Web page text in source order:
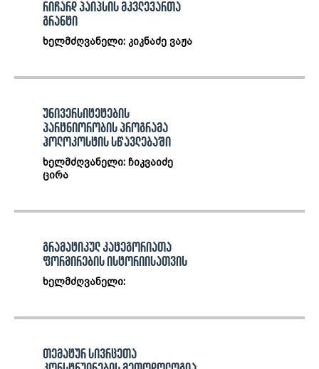
რიჩარდ პაიპსის მკვლევართა
გრანტი
ხელმძღვანელი: კიკნაძე ვაჟა
უნივერსიტეტების
პარტნიორობის პროგრამა
ჰოლოკოსტის სწავლებაში
ხელმძღვანელი: ჩიკვაიძე
ცირა
გრამატიკულ კატეგორიათა
ფორმირების ისტორიისათვის
ხელმძღვანელი:
თემატურ სივრცეთა